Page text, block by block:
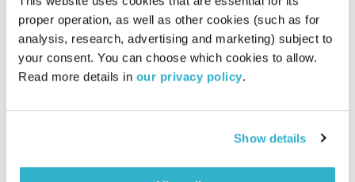
proper operation, as well as other cookies (such as for
analysis, research, advertising and marketing) subject to
your consent. You can choose which cookies to allow.
Read more details in our privacy policy.
Show details
התכנסות
יוסי בבליקי והרב אסף עזריה
07.05.21
00:32:34
'אֵין תּוֹכוֹ כְּבָרוֹ' האם ומתי פנימיותו של אדם בהלימה עם חיצוניותו?
אודיו